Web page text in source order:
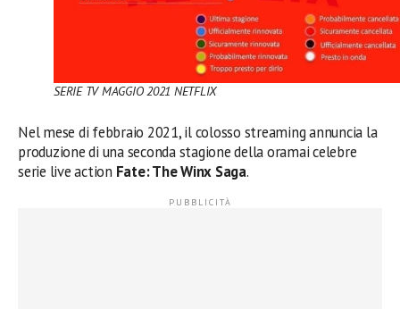
SERIE TV MAGGIO 2021 NETFLIX
Nel mese di febbraio 2021, il colosso streaming annuncia la
produzione di una seconda stagione della oramai celebre
serie live action Fate: The Winx Saga.